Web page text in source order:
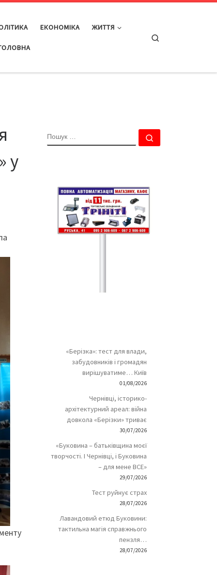
ЕКОНОМІКА ЖИТТЯ
у
ПОШУК
«Берізка»: тест для влади,
забудовників і громадян
вирішуватиме… Київ
01/08/2026
Чернівці, історико-
архітектурний ареал: війна
довкола «Берізки» триває
30/07/2026
«Буковина – батьківщина моєї
творчості. І Чернівці, і Буковина
– для мене ВСЕ»
29/07/2026
Тест руйнує страх
28/07/2026
Лавандовий етюд Буковини:
тактильна магія справжнього
пензля…
28/07/2026